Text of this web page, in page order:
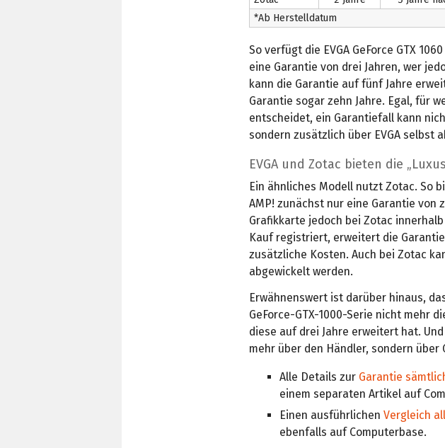
*Ab Herstelldatum
So verfügt die EVGA GeForce GTX
eine Garantie von drei Jahren, wer
kann die Garantie auf fünf Jahre
Garantie sogar zehn Jahre. Egal, für
entscheidet, ein Garantiefall kann
sondern zusätzlich über EVGA selbst
EVGA und Zotac bieten die
Ein ähnliches Modell nutzt Zotac. So
AMP! zunächst nur eine Garantie von
Grafikkarte jedoch bei Zotac
Kauf registriert, erweitert die
zusätzliche Kosten. Auch bei Zotac
abgewickelt werden.
Erwähnenswert ist darüber hinaus,
GeForce-GTX-1000-Serie nicht mehr
diese auf drei Jahre erweitert hat.
mehr über den Händler, sondern über
Alle Details zur Garantie
einem separaten Artikel auf
Einen ausführlichenVergleich
ebenfalls auf Computerbase.